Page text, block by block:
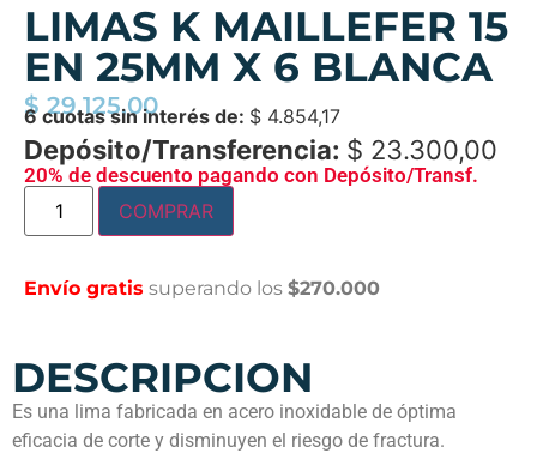
LIMAS K MAILLEFER 15
EN 25MM X 6 BLANCA
$ 29.125,00
6 cuotas sin interés de: $ 4.854,17
Depósito/Transferencia: $ 23.300,00
20% de descuento pagando con Depósito/Transf.
COMPRAR
Envío gratis superando los $270.000
DESCRIPCION
Es una lima fabricada en acero inoxidable de óptima
eficacia de corte y disminuyen el riesgo de fractura.